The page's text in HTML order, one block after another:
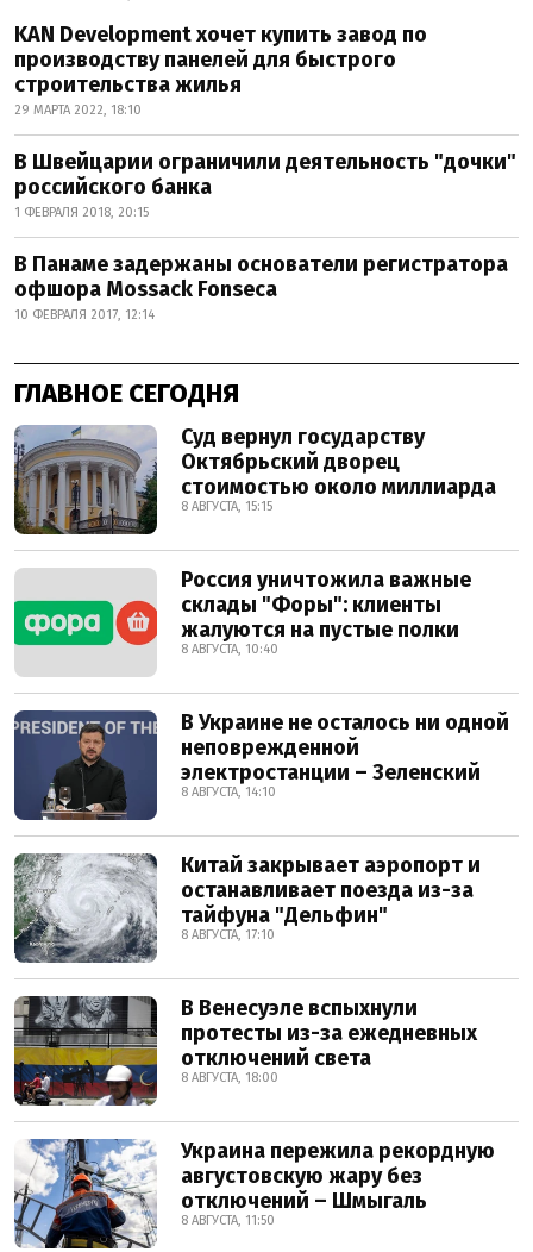
KAN Development хочет купить завод по
производству панелей для быстрого
строительства жилья
29 МАРТА 2022, 18:10
В Швейцарии ограничили деятельность "дочки"
российского банка
1 ФЕВРАЛЯ 2018, 20:15
В Панаме задержаны основатели регистратора
офшора Mossack Fonseca
10 ФЕВРАЛЯ 2017, 12:14
ГЛАВНОЕ СЕГОДНЯ
Суд вернул государству
Октябрьский дворец
стоимостью около миллиарда
8 АВГУСТА, 15:15
Россия уничтожила важные
склады "Форы": клиенты
жалуются на пустые полки
8 АВГУСТА, 10:40
В Украине не осталось ни одной
неповрежденной
электростанции – Зеленский
8 АВГУСТА, 14:10
Китай закрывает аэропорт и
останавливает поезда из-за
тайфуна "Дельфин"
8 АВГУСТА, 17:10
В Венесуэле вспыхнули
протесты из-за ежедневных
отключений света
8 АВГУСТА, 18:00
Украина пережила рекордную
августовскую жару без
отключений – Шмыгаль
8 АВГУСТА, 11:50